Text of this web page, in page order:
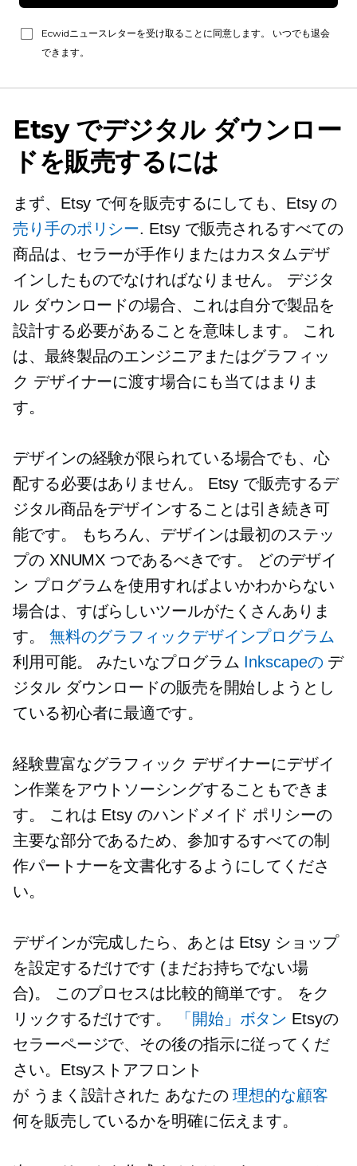
Ecwidニュースレターを受け取ることに同意します。 いつでも退会
できます。
Etsy でデジタル ダウンロー
ドを販売するには
まず、Etsy で何を販売するにしても、Etsy の
売り手のポリシー. Etsy で販売されるすべての
商品は、セラーが手作りまたはカスタムデザ
インしたものでなければなりません。 デジタ
ル ダウンロードの場合、これは自分で製品を
設計する必要があることを意味します。 これ
は、最終製品のエンジニアまたはグラフィッ
ク デザイナーに渡す場合にも当てはまりま
す。
デザインの経験が限られている場合でも、心
配する必要はありません。 Etsy で販売するデ
ジタル商品をデザインすることは引き続き可
能です。 もちろん、デザインは最初のステッ
プの XNUMX つであるべきです。 どのデザイ
ン プログラムを使用すればよいかわからない
場合は、すばらしいツールがたくさんありま
す。 無料のグラフィックデザインプログラム
利用可能。 みたいなプログラム Inkscapeの デ
ジタル ダウンロードの販売を開始しようとし
ている初心者に最適です。
経験豊富なグラフィック デザイナーにデザイ
ン作業をアウトソーシングすることもできま
す。 これは Etsy のハンドメイド ポリシーの
主要な部分であるため、参加するすべての制
作パートナーを文書化するようにしてくださ
い。
デザインが完成したら、あとは Etsy ショップ
を設定するだけです (まだお持ちでない場
合)。 このプロセスは比較的簡単です。 をク
リックするだけです。
「開始」ボタン Etsyの
セラーページで、その後の指示に従ってくだ
さい。Etsyストアフロント
が うまく設計された あなたの理想的な顧客
何を販売しているかを明確に伝えます。